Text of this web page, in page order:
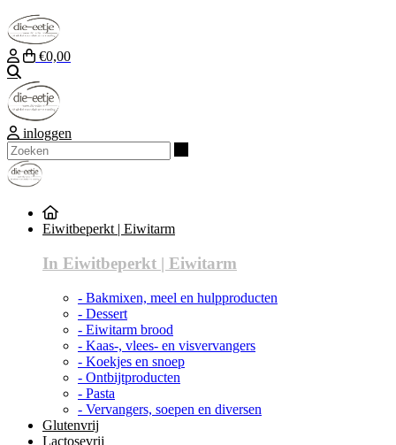
€0,00
inloggen
Eiwitbeperkt | Eiwitarm
In Eiwitbeperkt | Eiwitarm
- Bakmixen, meel en hulpproducten
- Dessert
- Eiwitarm brood
- Kaas-, vlees- en visvervangers
- Koekjes en snoep
- Ontbijtproducten
- Pasta
- Vervangers, soepen en diversen
Glutenvrij
Lactosevrij